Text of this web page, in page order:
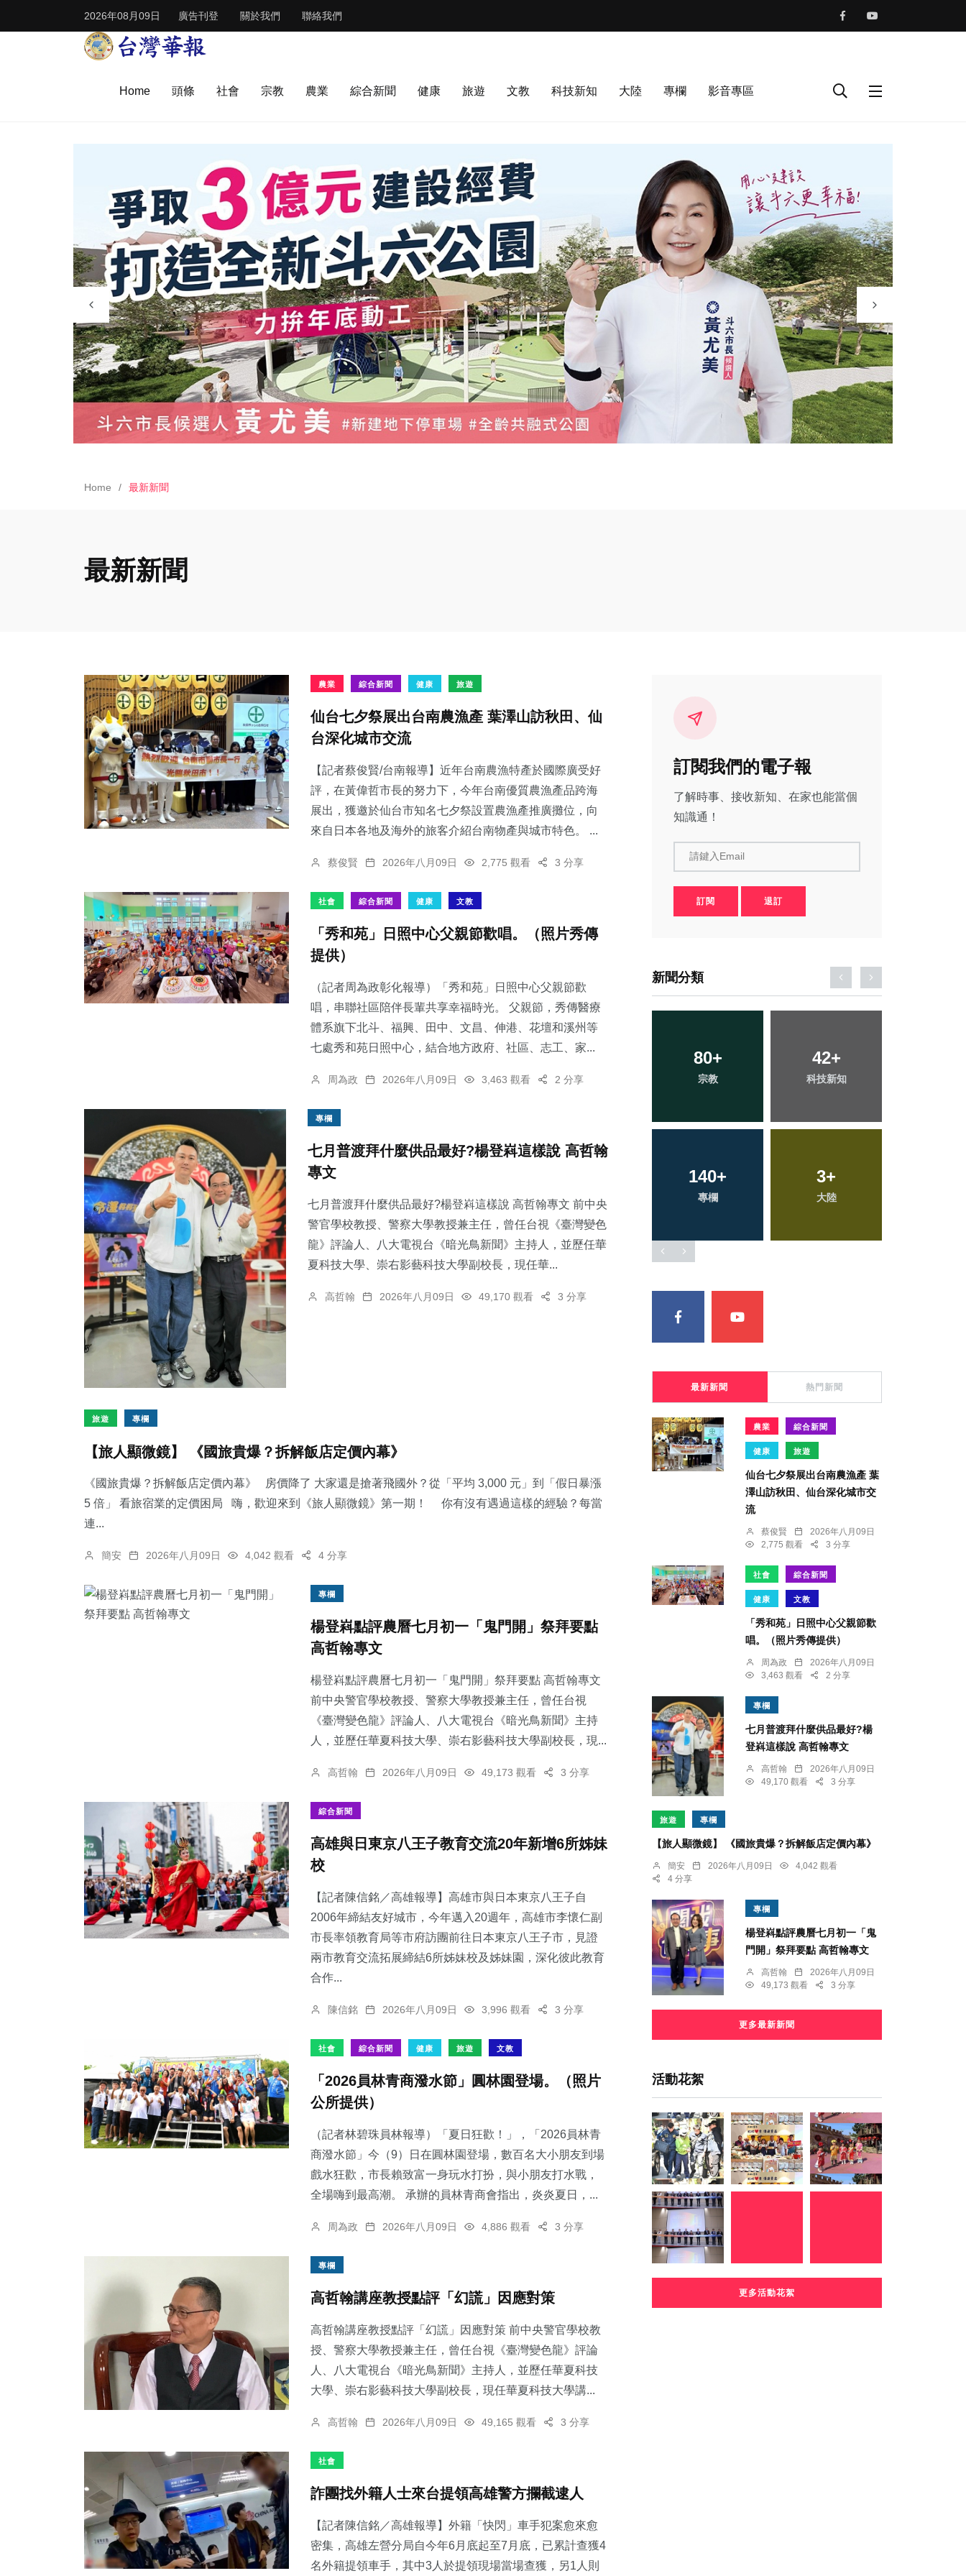
2026年08月09日 廣告刊登 關於我們 聯絡我們
Home 頭條 社會 宗教 農業 綜合新聞 健康 旅遊 文教 科技新知 大陸 專欄 影音專區
Home 最新新聞
最新新聞
農業 綜合新聞 健康 旅遊
仙台七夕祭展出台南農漁產 葉澤山訪秋田、仙
台深化城市交流
【記者蔡俊賢/台南報導】近年台南農漁特產於國際廣受好
評，在黃偉哲市長的努力下，今年台南優質農漁產品跨海
展出，獲邀於仙台市知名七夕祭設置農漁產推廣攤位，向
來自日本各地及海外的旅客介紹台南物產與城市特色。 ...
蔡俊賢 2026年八月09日 2,775 觀看 3 分享
社會 綜合新聞 健康 文教
「秀和苑」日照中心父親節歡唱。（照片秀傳
提供）
（記者周為政彰化報導）「秀和苑」日照中心父親節歡
唱，串聯社區陪伴長輩共享幸福時光。 父親節，秀傳醫療
體系旗下北斗、福興、田中、文昌、伸港、花壇和溪州等
七處秀和苑日照中心，結合地方政府、社區、志工、家...
周為政 2026年八月09日 3,463 觀看 2 分享
專欄
七月普渡拜什麼供品最好?楊登嵙這樣說 高哲翰
專文
七月普渡拜什麼供品最好?楊登嵙這樣說 高哲翰專文 前中央
警官學校教授、警察大學教授兼主任，曾任台視《臺灣變色
龍》評論人、八大電視台《暗光鳥新聞》主持人，並歷任華
夏科技大學、崇右影藝科技大學副校長，現任華...
高哲翰 2026年八月09日 49,170 觀看 3 分享
旅遊 專欄
【旅人顯微鏡】 《國旅貴爆？拆解飯店定價內幕》
《國旅貴爆？拆解飯店定價內幕》 房價降了 大家還是搶著飛國外？從「平均 3,000 元」到「假日暴漲
5 倍」 看旅宿業的定價困局 嗨，歡迎來到《旅人顯微鏡》第一期！ 你有沒有遇過這樣的經驗？每當
連...
簡安 2026年八月09日 4,042 觀看 4 分享
專欄
楊登嵙點評農曆七月初一「鬼門開」祭拜要點
高哲翰專文
楊登嵙點評農曆七月初一「鬼門開」祭拜要點 高哲翰專文
前中央警官學校教授、警察大學教授兼主任，曾任台視
《臺灣變色龍》評論人、八大電視台《暗光鳥新聞》主持
人，並歷任華夏科技大學、崇右影藝科技大學副校長，現...
高哲翰 2026年八月09日 49,173 觀看 3 分享
綜合新聞
高雄與日東京八王子教育交流20年新增6所姊妹
校
【記者陳信銘／高雄報導】高雄市與日本東京八王子自
2006年締結友好城市，今年邁入20週年，高雄市李懷仁副
市長率領教育局等市府訪團前往日本東京八王子市，見證
兩市教育交流拓展締結6所姊妹校及姊妹園，深化彼此教育
合作...
陳信銘 2026年八月09日 3,996 觀看 3 分享
社會 綜合新聞 健康 旅遊 文教
「2026員林青商潑水節」圓林園登場。（照片
公所提供）
（記者林碧珠員林報導）「夏日狂歡！」，「2026員林青
商潑水節」今（9）日在圓林園登場，數百名大小朋友到場
戲水狂歡，市長賴致富一身玩水打扮，與小朋友打水戰，
全場嗨到最高潮。 承辦的員林青商會指出，炎炎夏日，...
周為政 2026年八月09日 4,886 觀看 3 分享
專欄
高哲翰講座教授點評「幻謊」因應對策
高哲翰講座教授點評「幻謊」因應對策 前中央警官學校教
授、警察大學教授兼主任，曾任台視《臺灣變色龍》評論
人、八大電視台《暗光鳥新聞》主持人，並歷任華夏科技
大學、崇右影藝科技大學副校長，現任華夏科技大學講...
高哲翰 2026年八月09日 49,165 觀看 3 分享
社會
詐團找外籍人士來台提領高雄警方攔截逮人
【記者陳信銘／高雄報導】外籍「快閃」車手犯案愈來愈
密集，高雄左營分局自今年6月底起至7月底，已累計查獲4
名外籍提領車手，其中3人於提領現場當場查獲，另1人則
訂閱我們的電子報
了解時事、接收新知、在家也能當個
知識通！
請鍵入Email
訂閱 退訂
新聞分類
194+
旅遊
256+
健康
850+
綜合新聞
80+
宗教
42
科技新知
專欄 大陸
281+
文教
478+
社會
88+
農業
194
旅遊
最新新聞 熱門新聞
農業 綜合新聞
健康 旅遊
仙台七夕祭展出台南農漁產 葉
澤山訪秋田、仙台深化城市交
流
蔡俊賢
2026年八月09日
2,775 觀看
3 分享
社會 綜合新聞
健康 文教
「秀和苑」日照中心父親節歡
唱。（照片秀傳提供）
周為政
2026年八月09日
3,463 觀看
2 分享
專欄
七月普渡拜什麼供品最好?楊
登嵙這樣說 高哲翰專文
高哲翰
2026年八月09日
49,170 觀看
3 分享
旅遊 專欄
【旅人顯微鏡】 《國旅貴爆？拆解飯店定價內幕》
簡安 2026年八月09日
4,042 觀看
4 分享
專欄
楊登嵙點評農曆七月初一「鬼
門開」祭拜要點 高哲翰專文
高哲翰
2026年八月09日
49,173 觀看
3 分享
更多最新新聞
活動花絮
更多活動花絮